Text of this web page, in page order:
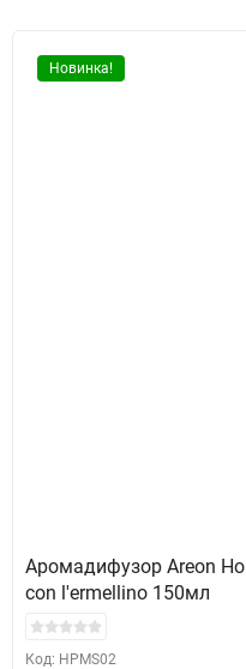
Новинка!
Аромадифузор Areon
con l'ermellino 150мл
Код: HPMS02